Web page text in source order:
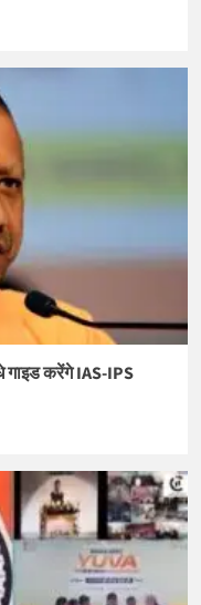
गाइड करेंगे IAS-IPS